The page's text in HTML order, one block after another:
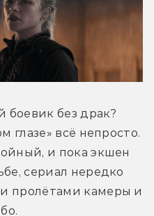
боевик без драк?
глазе» всё непросто.
и пока экшен
сериал нередко
пролётами камеры и